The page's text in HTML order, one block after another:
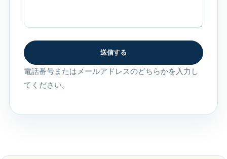
送信する
電話番号またはメールアドレスのどちらかを入力し
てください。